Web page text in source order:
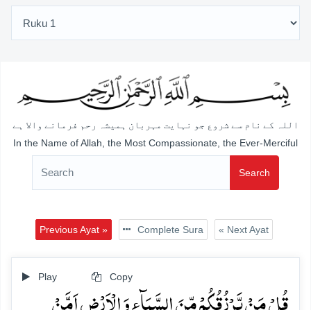
اللہ کے نام سے شروع جو نہایت مہربان ہمیشہ رحم فرمانے والا ہے
In the Name of Allah, the Most Compassionate, the Ever-Merciful
Search
Previous Ayat » Complete Sura « Next Ayat
Play Copy